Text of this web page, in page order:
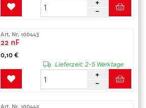
Art. Nr. 100443
22 nF
0,10 €
Lieferzeit:2-5 Werktage